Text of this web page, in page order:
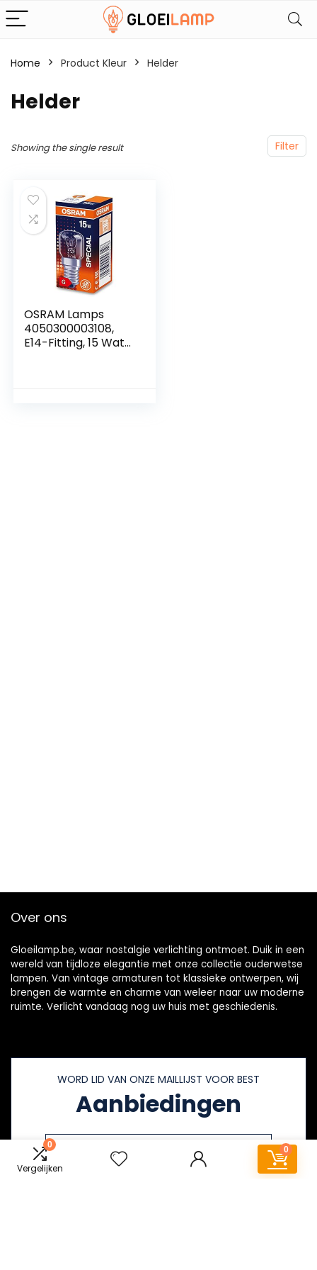
0
Vergelijken
0
Home Product Kleur ‎Helder
‎Helder
Filter
Showing the single result
OSRAM Lamps
4050300003108,
E14-Fitting, 15 Watt,
Over ons
Gloeilamp.be, waar nostalgie verlichting ontmoet. Duik in een
wereld van tijdloze elegantie met onze collectie ouderwetse
lampen. Van vintage armaturen tot klassieke ontwerpen, wij
brengen de warmte en charme van weleer naar uw moderne
ruimte. Verlicht vandaag nog uw huis met geschiedenis.
WORD LID VAN ONZE MAILLIJST VOOR BEST
Aanbiedingen